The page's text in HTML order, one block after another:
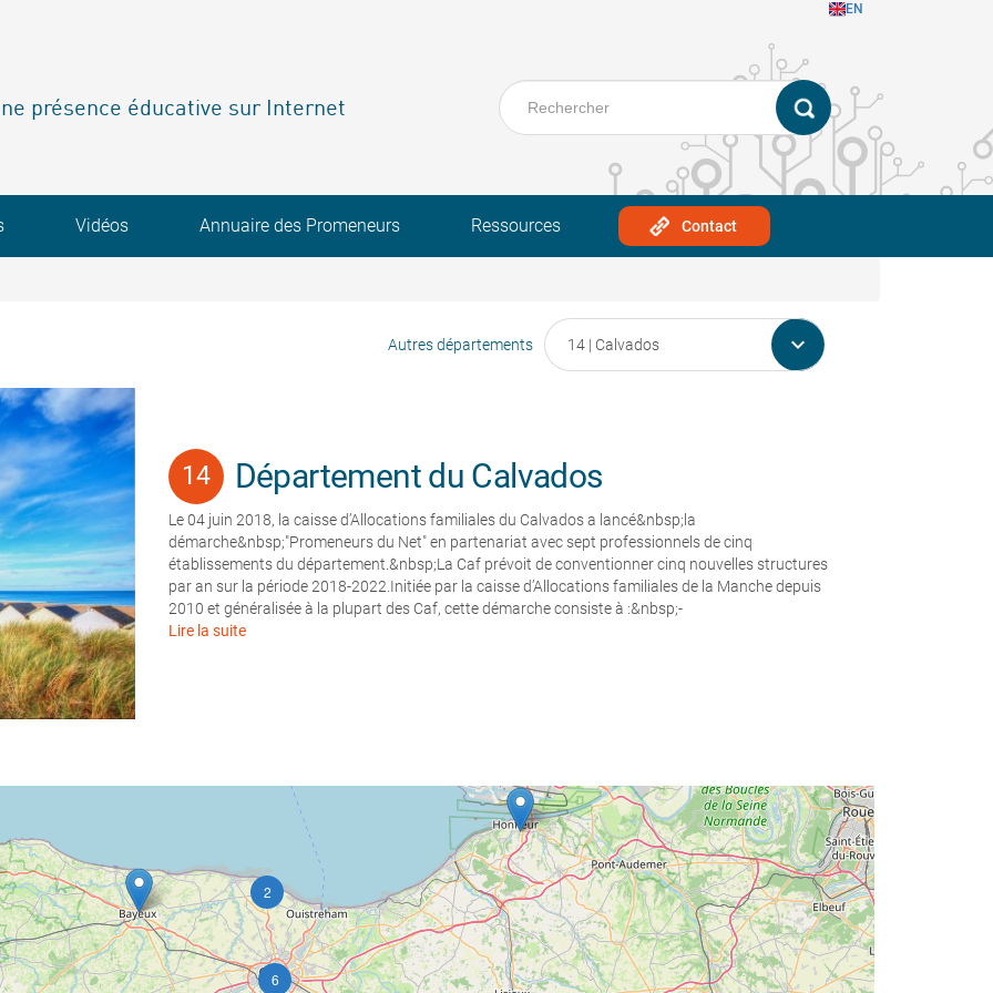
EN
présence éducative sur Internet
Vidéos Annuaire des Promeneurs Ressources Contact
Autres départements 
Département du Calvados
Le 04 juin 2018, la caisse d’Allocations familiales du Calvados a lancé&nbsp;la
démarche&nbsp;"Promeneurs du Net" en partenariat avec sept professionnels de cinq
établissements du département.&nbsp;La Caf prévoit de conventionner cinq nouvelles structures
par an sur la période 2018-2022.Initiée par la caisse d’Allocations familiales de la Manche depuis
2010 et généralisée à la plupart des Caf, cette démarche consiste à :&nbsp;-
Lire la suite
2
6